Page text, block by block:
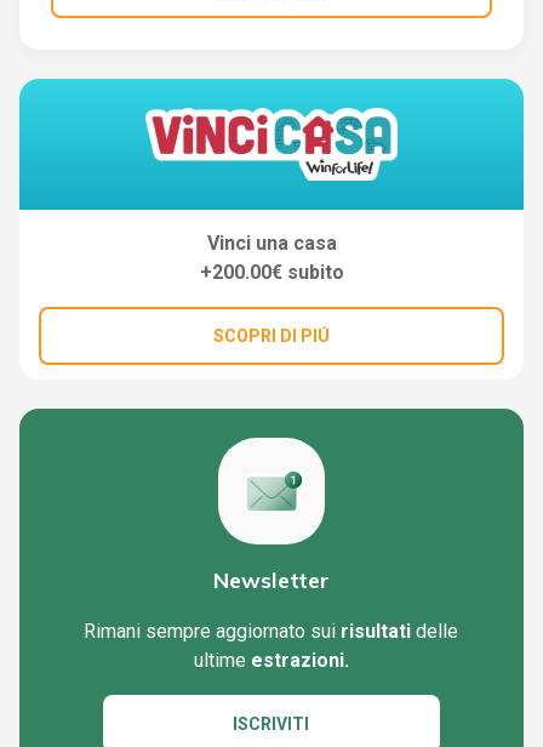
Vinci una casa
+200.00€ subito
SCOPRI DI PIÚ
Newsletter
Rimani sempre aggiornato sui risultati delle
ultime estrazioni.
ISCRIVITI